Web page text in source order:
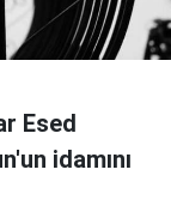
Esed
idamını